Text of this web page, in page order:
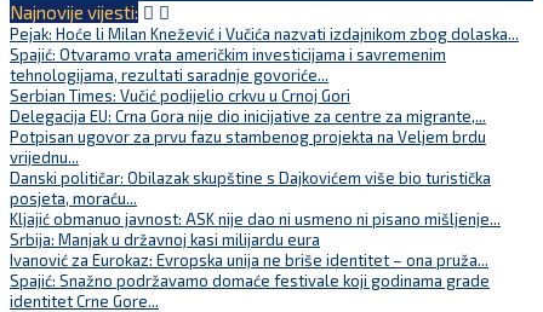
Najnovije vijesti:
Pejak: Hoće li Milan Knežević i Vučića nazvati izdajnikom zbog dolaska...
Spajić: Otvaramo vrata američkim investicijama i savremenim
tehnologijama, rezultati saradnje govoriće...
Serbian Times: Vučić podijelio crkvu u Crnoj Gori
Delegacija EU: Crna Gora nije dio inicijative za centre za migrante,...
Potpisan ugovor za prvu fazu stambenog projekta na Veljem brdu
vrijednu...
Danski političar: Obilazak skupštine s Dajkovićem više bio turistička
posjeta, moraću...
Kljajić obmanuo javnost: ASK nije dao ni usmeno ni pisano mišljenje...
Srbija: Manjak u državnoj kasi milijardu eura
Ivanović za Eurokaz: Evropska unija ne briše identitet – ona pruža...
Spajić: Snažno podržavamo domaće festivale koji godinama grade
identitet Crne Gore...